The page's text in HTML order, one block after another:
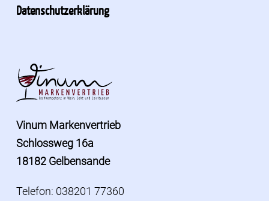
Datenschutzerklärung
Vinum Markenvertrieb
Schlossweg 16a
18182 Gelbensande
Telefon: 038201 77360